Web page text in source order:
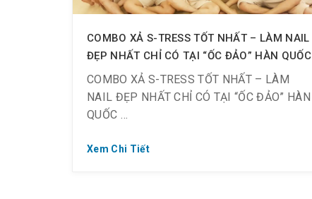
COMBO XẢ S-TRESS TỐT NHẤT – LÀM NAIL
ĐẸP NHẤT CHỈ CÓ TẠI “ỐC ĐẢO” HÀN QUỐC
COMBO XẢ S-TRESS TỐT NHẤT – LÀM
NAIL ĐẸP NHẤT CHỈ CÓ TẠI “ỐC ĐẢO” HÀN
QUỐC
Xem Chi Tiết